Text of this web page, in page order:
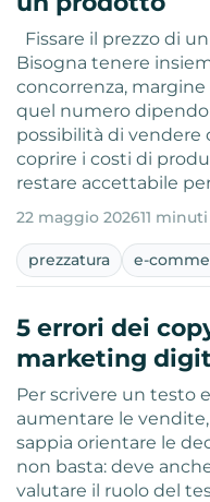
Fissare il prezzo di
Bisogna tenere
concorrenza, margine
quel numero
possibilità di vendere
coprire i costi di
restare accettabile
22 maggio 202611
prezzatura e-
5 errori dei
marketing
Per scrivere un testo
aumentare le
sappia orientare le
non basta: deve
valutare il ruolo del